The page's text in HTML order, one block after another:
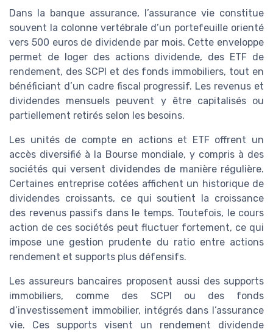
Dans la banque assurance, l’assurance vie constitue
souvent la colonne vertébrale d’un portefeuille orienté
vers 500 euros de dividende par mois. Cette enveloppe
permet de loger des actions dividende, des ETF de
rendement, des SCPI et des fonds immobiliers, tout en
bénéficiant d’un cadre fiscal progressif. Les revenus et
dividendes mensuels peuvent y être capitalisés ou
partiellement retirés selon les besoins.
Les unités de compte en actions et ETF offrent un
accès diversifié à la Bourse mondiale, y compris à des
sociétés qui versent dividendes de manière régulière.
Certaines entreprise cotées affichent un historique de
dividendes croissants, ce qui soutient la croissance
des revenus passifs dans le temps. Toutefois, le cours
action de ces sociétés peut fluctuer fortement, ce qui
impose une gestion prudente du ratio entre actions
rendement et supports plus défensifs.
Les assureurs bancaires proposent aussi des supports
immobiliers, comme des SCPI ou des fonds
d’investissement immobilier, intégrés dans l’assurance
vie. Ces supports visent un rendement dividende